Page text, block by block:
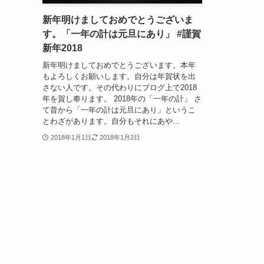
新年明けましておめでとうございま
す。「一年の計は元旦にあり」 #謹賀
新年2018
新年明けましておめでとうございます。本年
もよろしくお願いします。自分は年賀状を出
さない人です。その代わりにブログ上で2018
年を賀し奉ります。 2018年の「一年の計」 さ
て昔から「一年の計は元旦にあり」というこ
とわざがあります。自分もそれにあや...
2018年1月1日 2018年1月2日